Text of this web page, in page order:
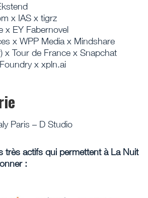
x IAS x tigrz
x EY Fabernovel
x WPP Media x Mindshare
x Tour de France x Snapchat
x xpln.ai
Paris – D Studio
très actifs qui permettent à La Nuit
: